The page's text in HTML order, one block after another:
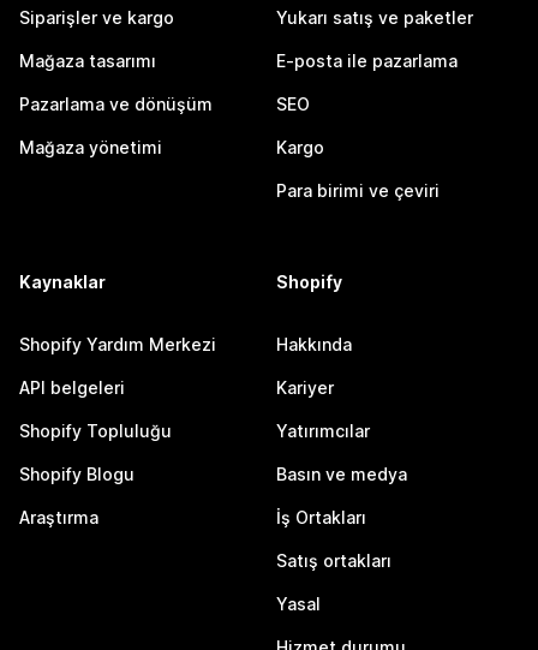
Siparişler ve kargo
Mağaza tasarımı
Pazarlama ve dönüşüm
Mağaza yönetimi
Yukarı satış ve paketler
E-posta ile pazarlama
SEO
Kargo
Para birimi ve çeviri
Kaynaklar
Shopify Yardım Merkezi
API belgeleri
Shopify Topluluğu
Shopify Blogu
Araştırma
Shopify
Hakkında
Kariyer
Yatırımcılar
Basın ve medya
İş Ortakları
Satış ortakları
Yasal